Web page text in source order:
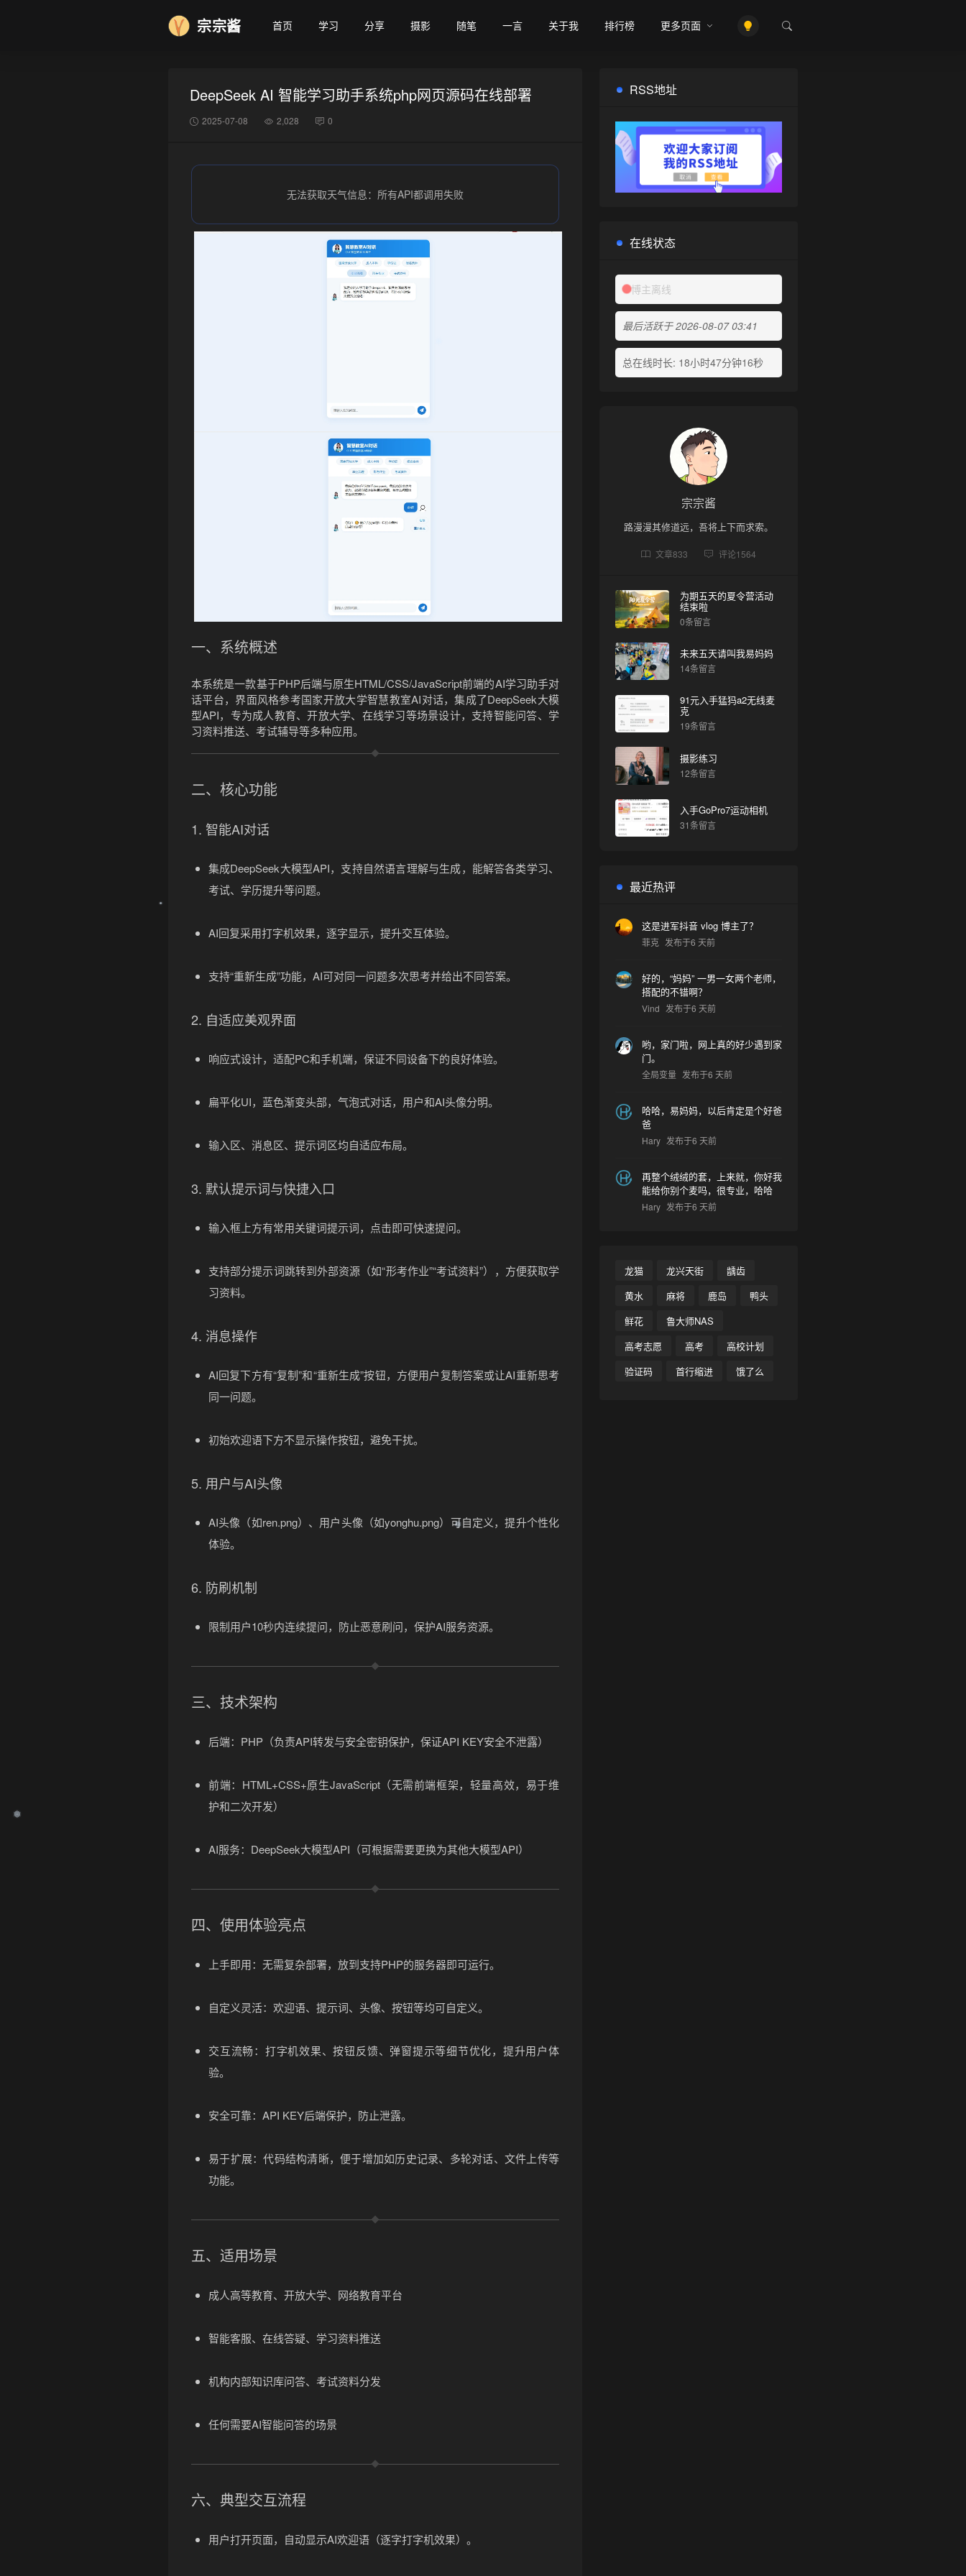
❆
宗宗酱 首页 学习 分享 摄影 随笔 一言 关于我 排行榜 更多页面
DeepSeek AI 智能学习助手系统php网页源码在线部署
2025-07-08 2,028 0
无法获取天气信息：所有API都调用失败
一、系统概述
本系统是一款基于PHP后端与原生HTML/CSS/JavaScript前端的AI学习助手对
话平台，界面风格参考国家开放大学智慧教室AI对话，集成了DeepSeek大模
型API，专为成人教育、开放大学、在线学习等场景设计，支持智能问答、学
习资料推送、考试辅导等多种应用。
二、核心功能
1. 智能AI对话
集成DeepSeek大模型API，支持自然语言理解与生成，能解答各类学习、
考试、学历提升等问题。
AI回复采用打字机效果，逐字显示，提升交互体验。
支持“重新生成”功能，AI可对同一问题多次思考并给出不同答案。
2. 自适应美观界面
响应式设计，适配PC和手机端，保证不同设备下的良好体验。
扁平化UI，蓝色渐变头部，气泡式对话，用户和AI头像分明。
输入区、消息区、提示词区均自适应布局。
3. 默认提示词与快捷入口
输入框上方有常用关键词提示词，点击即可快速提问。
支持部分提示词跳转到外部资源（如“形考作业”“考试资料”），方便获取学
习资料。
4. 消息操作
AI回复下方有“复制”和“重新生成”按钮，方便用户复制答案或让AI重新思考
同一问题。
初始欢迎语下方不显示操作按钮，避免干扰。
5. 用户与AI头像
AI头像（如ren.png）、用户头像（如yonghu.png）可自定义，提升个性化
体验。
6. 防刷机制
限制用户10秒内连续提问，防止恶意刷问，保护AI服务资源。
三、技术架构
后端：PHP（负责API转发与安全密钥保护，保证API KEY安全不泄露）
前端：HTML+CSS+原生JavaScript（无需前端框架，轻量高效，易于维
护和二次开发）
AI服务：DeepSeek大模型API（可根据需要更换为其他大模型API）
四、使用体验亮点
上手即用：无需复杂部署，放到支持PHP的服务器即可运行。
自定义灵活：欢迎语、提示词、头像、按钮等均可自定义。
交互流畅：打字机效果、按钮反馈、弹窗提示等细节优化，提升用户体
验。
安全可靠：API KEY后端保护，防止泄露。
易于扩展：代码结构清晰，便于增加如历史记录、多轮对话、文件上传等
功能。
五、适用场景
成人高等教育、开放大学、网络教育平台
智能客服、在线答疑、学习资料推送
机构内部知识库问答、考试资料分发
任何需要AI智能问答的场景
六、典型交互流程
用户打开页面，自动显示AI欢迎语（逐字打字机效果）。
RSS地址
在线状态
博主离线
最后活跃于 2026-08-07 03:41
总在线时长: 18小时47分钟16秒
宗宗酱
路漫漫其修道远，吾将上下而求索。
文章833 评论1564
为期五天的夏令营活动
结束啦
0条留言
未来五天请叫我易妈妈
14条留言
91元入手猛犸a2无线麦
克
19条留言
摄影练习
12条留言
入手GoPro7运动相机
31条留言
最近热评
这是进军抖音 vlog 博主了？
菲克 发布于6 天前
好的，“妈妈” 一男一女两个老师，
搭配的不错啊？
Vind 发布于6 天前
哟，家门啦，网上真的好少遇到家
门。
全局变量 发布于6 天前
哈哈，易妈妈，以后肯定是个好爸
爸
Hary 发布于6 天前
再整个绒绒的套，上来就，你好我
能给你别个麦吗，很专业，哈哈
Hary 发布于6 天前
龙猫 龙兴天街
龋齿
黄水
麻将 鹿岛
鸭头
鲜花
鲁大师NAS
高考志愿
高考
高校计划
验证码
首行缩进 饿了么